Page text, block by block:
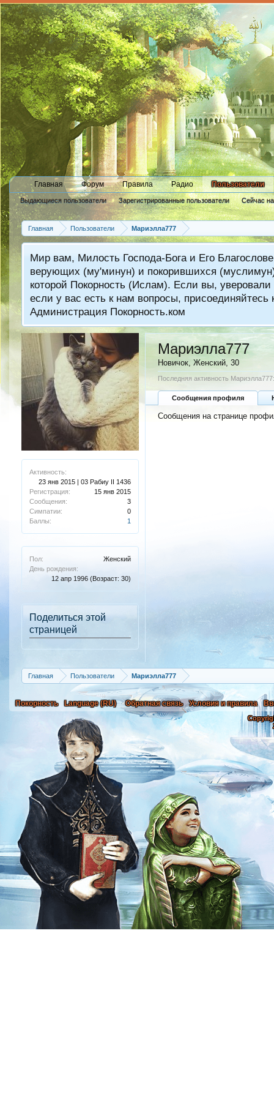
Главная Форум Правила Радио Пользователи
Выдающиеся пользователи Зарегистрированные пользователи Сейчас
Новые сообщения профиля
Главная
Пользователи Мариэлла777
Мир вам, Милость Господа-Бога и Его
верующих (му'минун) и покорившихся
которой Покорность (Ислам). Если вы,
если у вас есть к нам вопросы,
Администрация Покорность.ком
Активность:
23 янв 2015 | 03 Рабиу II 1436
Регистрация:
15 янв 2015
Сообщения:
3
Симпатии:
0
Баллы:
1
Пол:
Женский
День рождения:
12 апр 1996 (Возраст: 30)
Поделиться этой
страницей
Мариэлла777
Новичок , Женский, 30
Последняя активность Мариэлла777:
Сообщения профиля
Сообщения на странице
Главная Пользователи Мариэлла777
Покорность Language (RU) Обратная связь Условия и правила